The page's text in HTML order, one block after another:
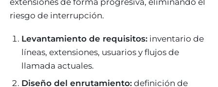
riesgo de interrupción.
Levantamiento de requisitos: inventario de
líneas, extensiones, usuarios y flujos de
llamada actuales.
Diseño del enrutamiento: definición de